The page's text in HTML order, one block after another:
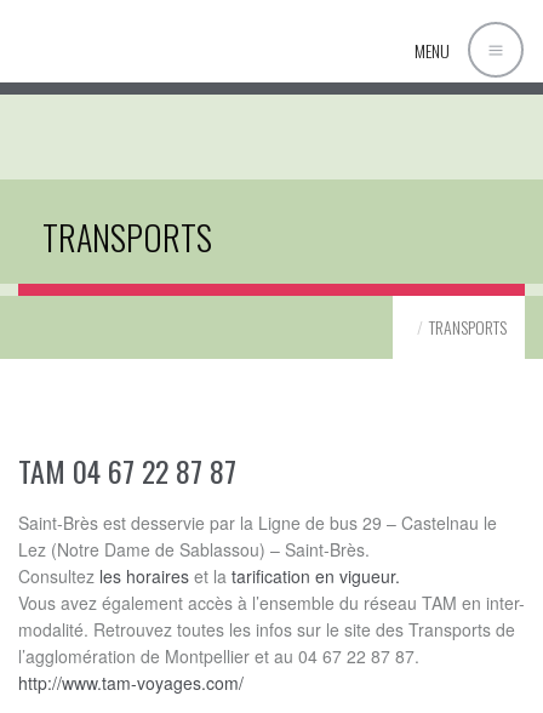
MENU
TRANSPORTS
TRANSPORTS
TAM 04 67 22 87 87
Saint-Brès est desservie par la Ligne de bus 29 – Castelnau le
Lez (Notre Dame de Sablassou) – Saint-Brès.
Consultez les horaires et la tarification en vigueur.
Vous avez également accès à l’ensemble du réseau TAM en inter-
modalité. Retrouvez toutes les infos sur le site des Transports de
l’agglomération de Montpellier et au 04 67 22 87 87.
http://www.tam-voyages.com/